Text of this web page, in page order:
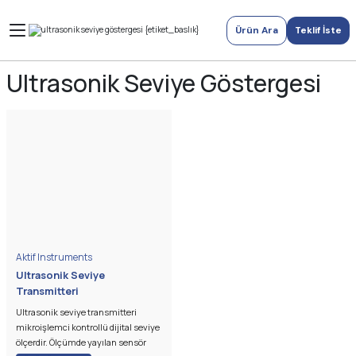
Ürün Ara Teklif İste
Ultrasonik Seviye Göstergesi
Aktif Instruments
Ultrasonik Seviye
Transmitteri
Ultrasonik seviye transmitteri
mikroişlemci kontrollü dijital seviye
ölçerdir. Ölçümde yayılan sensör